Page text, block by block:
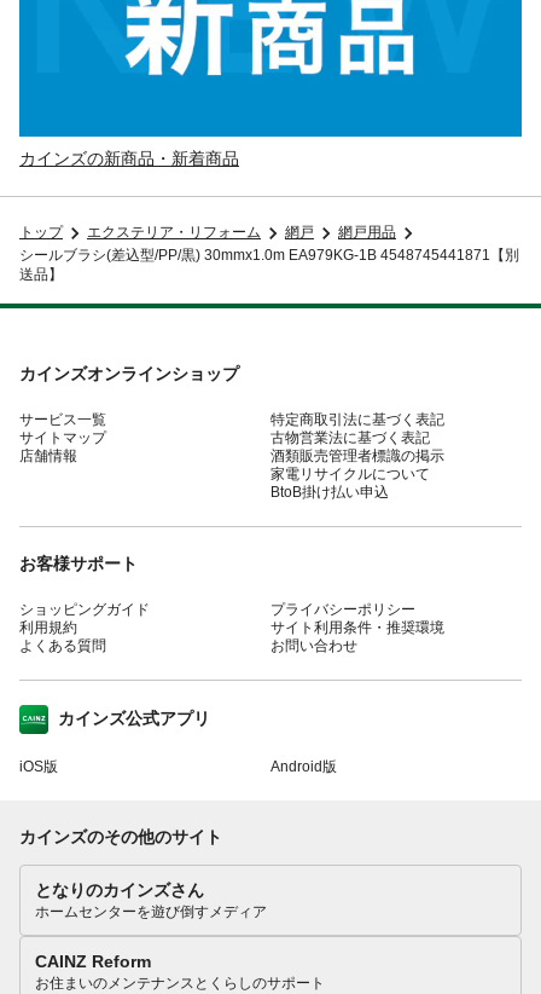
カインズの新商品・新着商品
トップ エクステリア・リフォーム 網戸
網戸用品
シールブラシ(差込型/PP/黒) 30mmx1.0m EA979KG-1B 4548745441871【別
送品】
カインズオンラインショップ
サービス一覧
サイトマップ
店舗情報
特定商取引法に基づく表記
古物営業法に基づく表記
酒類販売管理者標識の掲示
家電リサイクルについて
BtoB掛け払い申込
お客様サポート
ショッピングガイド
利用規約
よくある質問
プライバシーポリシー
サイト利用条件・推奨環境
お問い合わせ
カインズ公式アプリ
iOS版 Android版
カインズのその他のサイト
となりのカインズさん
ホームセンターを遊び倒すメディア
CAINZ Reform
お住まいのメンテナンスとくらしのサポート